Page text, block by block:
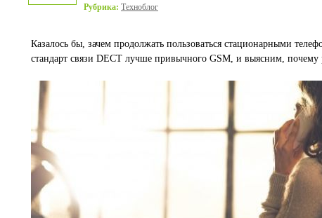
Рубрика: Техноблог
Казалось бы, зачем продолжать пользоваться стационарными
стандарт связи DECT лучше привычного GSM, и выясним, почему